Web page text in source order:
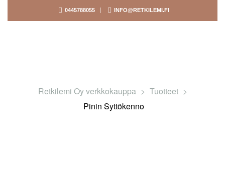
0445788055 INFO@RETKILEMI.FI
Retkilemi Oy verkkokauppa > Tuotteet >
Pinin Syttökenno